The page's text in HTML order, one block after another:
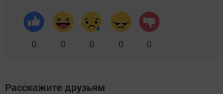
0 0 0 0 0
Расскажите друзьям